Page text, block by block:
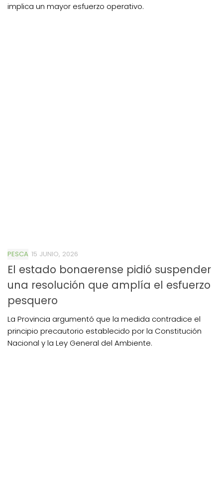
implica un mayor esfuerzo operativo.
PESCA 15 JUNIO, 2026
El estado bonaerense pidió suspender
una resolución que amplía el esfuerzo
pesquero
La Provincia argumentó que la medida contradice el
principio precautorio establecido por la Constitución
Nacional y la Ley General del Ambiente.